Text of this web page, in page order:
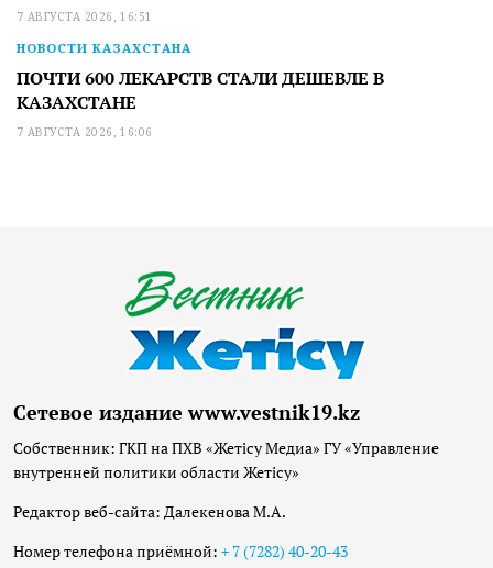
7 АВГУСТА 2026, 16:51
НОВОСТИ КАЗАХСТАНА
ПОЧТИ 600 ЛЕКАРСТВ СТАЛИ ДЕШЕВЛЕ В
КАЗАХСТАНЕ
7 АВГУСТА 2026, 16:06
Сетевое издание www.vestnik19.kz
Собственник: ГКП на ПХВ «Жетісу Медиа» ГУ «Управление
внутренней политики области Жетісу»
Редактор веб-сайта: Далекенова М.А.
Номер телефона приёмной: + 7 (7282) 40-20-43